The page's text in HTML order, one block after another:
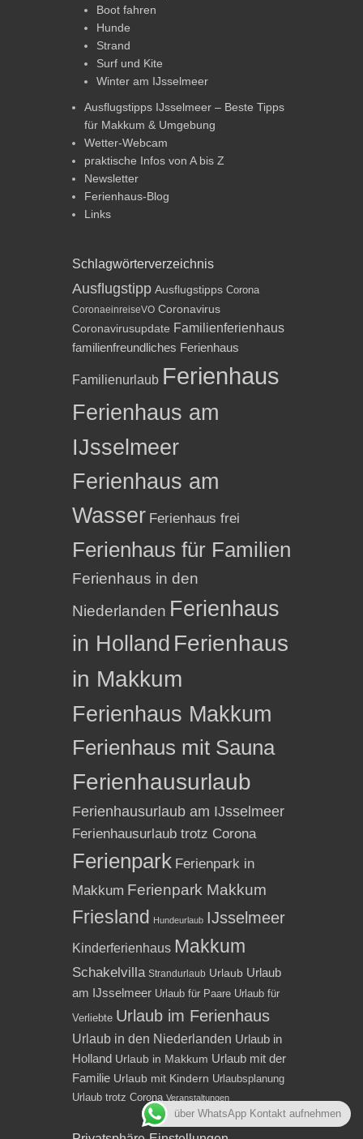
Boot fahren
Hunde
Strand
Surf und Kite
Winter am IJsselmeer
Ausflugstipps IJsselmeer – Beste Tipps
für Makkum & Umgebung
Wetter-Webcam
praktische Infos von A bis Z
Newsletter
Ferienhaus-Blog
Links
Schlagwörterverzeichnis
Ausflugstipp Ausflugstipps Corona
CoronaeinreiseVO Coronavirus
Coronavirusupdate Familienferienhaus
familienfreundliches Ferienhaus
Familienurlaub Ferienhaus
Ferienhaus am
IJsselmeer
Ferienhaus am
Wasser Ferienhaus frei
Ferienhaus für Familien
Ferienhaus in den
Niederlanden Ferienhaus
in Holland Ferienhaus
in Makkum
Ferienhaus Makkum
Ferienhaus mit Sauna
Ferienhausurlaub
Ferienhausurlaub am IJsselmeer
Ferienhausurlaub trotz Corona
Ferienpark Ferienpark in
Makkum Ferienpark Makkum
Friesland Hundeurlaub IJsselmeer
Kinderferienhaus Makkum
Schakelvilla Strandurlaub Urlaub Urlaub
am IJsselmeer Urlaub für Paare Urlaub für
Verliebte Urlaub im Ferienhaus
Urlaub in den Niederlanden Urlaub in
Holland Urlaub in Makkum Urlaub mit der
Familie Urlaub mit Kindern Urlaubsplanung
Urlaub trotz Corona Veranstaltungen
über WhatsApp Kontakt aufnehmen